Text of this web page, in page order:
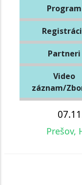
Program
Partneri
Video
záznam/
Prešov,